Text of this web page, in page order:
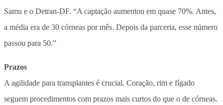
Samu e o Detran-DF. “A captação aumentou em quase 70%. Antes,
a média era de 30 córneas por mês. Depois da parceria, esse número
passou para 50.”
Prazos
A agilidade para transplantes é crucial. Coração, rim e fígado
seguem procedimentos com prazos mais curtos do que o de córneas.